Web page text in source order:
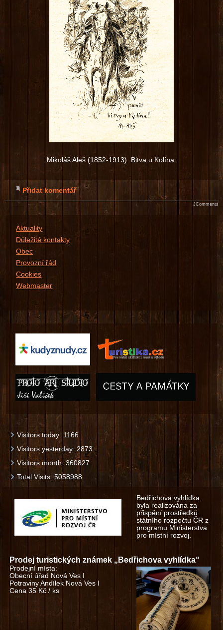
Mikoláš Aleš (1852-1913): Bitva u Kolína.
Přidat komentář
JComments
Aktuality
Důležité kontakty
Obec
Provozní řád
Cookies
Webmaster
Visitors today: 1166
Visitors yesterday:2873
Visitors month:360827
Total Visits:5058988
Bedřichova vyhlídka
byla realizována za
přispění prostředků
státního rozpočtu ČR z
programu Ministerstva
pro místní rozvoj.
Prodej turistických známek „Bedřichova vyhlídka“
Prodejní místa:
Obecní úřad Nová Ves I
Potraviny Andílek Nová Ves I
Cena 35 Kč / ks